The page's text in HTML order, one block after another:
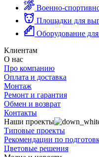
Военно-
Площадки для
Оборудование
Клиентам
О нас
Про компанию
Оплата и доставка
Монтаж
Ремонт и гарантия
Обмен и возврат
Контакты
Наши проекты
Типовые проекты
Рекомендации по
Цветовые решения